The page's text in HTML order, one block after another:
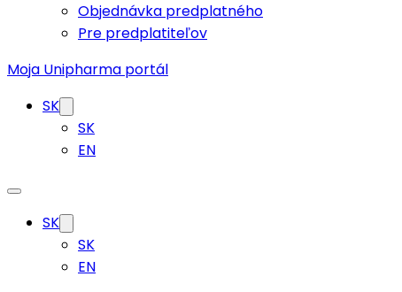
Objednávka predplatného
Pre predplatiteľov
Moja Unipharma portál
SK
SK
EN
SK
SK
EN